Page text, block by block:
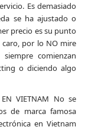
Es demasiado
se ha ajustado o
precio es su punto
por lo NO mire
comienzan
o diciendo algo
VIETNAM No se
de marca famosa
en Vietnam